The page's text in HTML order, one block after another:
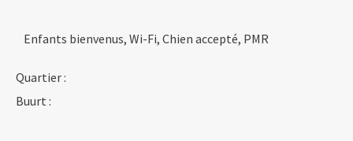
Enfants bienvenus, Wi-Fi, Chien accepté, PMR
Quartier :
Buurt :